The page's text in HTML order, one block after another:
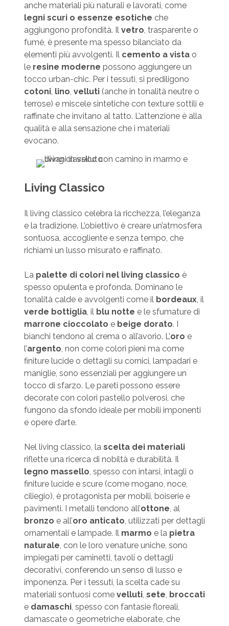
anche materiali più naturali e lavorati, come
legni scuri o essenze esotiche che
aggiungono profondità. Il vetro, trasparente o
fumé, è presente ma spesso bilanciato da
elementi più avvolgenti. Il cemento a vistao
le resine moderne possono aggiungere un
tocco urban-chic. Per i tessuti, si prediligono
cotoni, lino, velluti(anche in tonalità neutre o
terrose) e miscele sintetiche con texture sottili e
raffinate che invitano al tatto. L’attenzione è alla
qualità e alla sensazione che i materiali
evocano.
Living Classico
Il living classico celebra la ricchezza, l’eleganza
e la tradizione. L’obiettivo è creare un’atmosfera
sontuosa, accogliente e senza tempo, che
richiami un lusso misurato e raffinato.
La palette di colori nel living classico è
spesso opulenta e profonda. Dominano le
tonalità calde e avvolgenti come il bordeaux, il
verde bottiglia, il blu notte e le sfumature di
marrone cioccolato e beige dorato. I
bianchi tendono al crema o all’avorio. L’oro e
l’argento, non come colori pieni ma come
finiture lucide o dettagli su cornici, lampadari e
maniglie, sono essenziali per aggiungere un
tocco di sfarzo. Le pareti possono essere
decorate con colori pastello polverosi, che
fungono da sfondo ideale per mobili imponenti
e opere d’arte.
Nel living classico, la scelta dei materiali
riflette una ricerca di nobiltà e durabilità. Il
legno massello, spesso con intarsi, intagli o
finiture lucide e scure (come mogano, noce,
ciliegio), è protagonista per mobili, boiserie e
pavimenti. I metalli tendono all’ottone, al
bronzo e all’oro anticato, utilizzati per dettagli
ornamentali e lampade. Il marmo e la pietra
naturale, con le loro venature uniche, sono
impiegati per caminetti, tavoli o dettagli
decorativi, conferendo un senso di lusso e
imponenza. Per i tessuti, la scelta cade su
materiali sontuosi come velluti, sete, broccati
e damaschi, spesso con fantasie floreali,
damascate o geometriche elaborate, che